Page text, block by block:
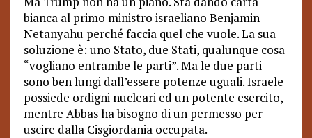
bianca al primo ministro israeliano Benjamin
Netanyahu perché faccia quel che vuole. La sua
soluzione è: uno Stato, due Stati, qualunque cosa
“vogliano entrambe le parti”. Ma le due parti
sono ben lungi dall’essere potenze uguali. Israele
possiede ordigni nucleari ed un potente esercito,
mentre Abbas ha bisogno di un permesso per
uscire dalla Cisgiordania occupata.